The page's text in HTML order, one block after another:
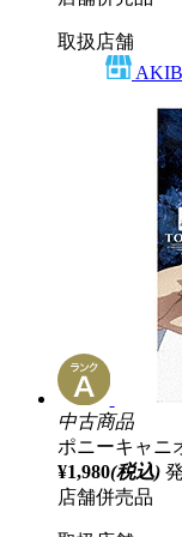
取扱店舗
中古商品
ポニーキャニ
¥1,980(税込)
店舗併売品